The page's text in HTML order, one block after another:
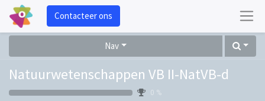
Contacteer ons
Nav
Natuurwetenschappen VB II-NatVB-d
0 %